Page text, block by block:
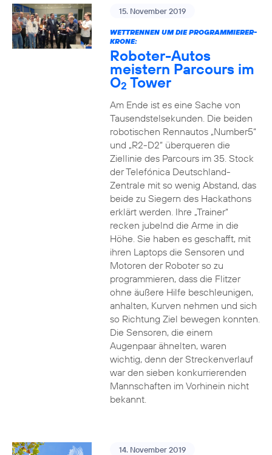
15. November 2019
WETTRENNEN UM DIE PROGRAMMIERER-
KRONE:
Roboter-Autos
meistern Parcours im
O2 Tower
Am Ende ist es eine Sache von
Tausendstelsekunden. Die beiden
robotischen Rennautos „Number5“
und „R2-D2“ überqueren die
Ziellinie des Parcours im 35. Stock
der Telefónica Deutschland-
Zentrale mit so wenig Abstand, das
beide zu Siegern des Hackathons
erklärt werden. Ihre „Trainer“
recken jubelnd die Arme in die
Höhe. Sie haben es geschafft, mit
ihren Laptops die Sensoren und
Motoren der Roboter so zu
programmieren, dass die Flitzer
ohne äußere Hilfe beschleunigen,
anhalten, Kurven nehmen und sich
so Richtung Ziel bewegen konnten.
Die Sensoren, die einem
Augenpaar ähnelten, waren
wichtig, denn der Streckenverlauf
war den sieben konkurrierenden
Mannschaften im Vorhinein nicht
bekannt.
14. November 2019